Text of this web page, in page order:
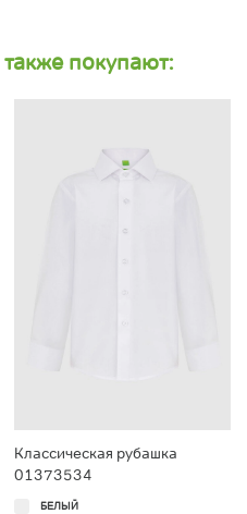
покупают:
Классическая рубашка
01373534
БЕЛЫЙ